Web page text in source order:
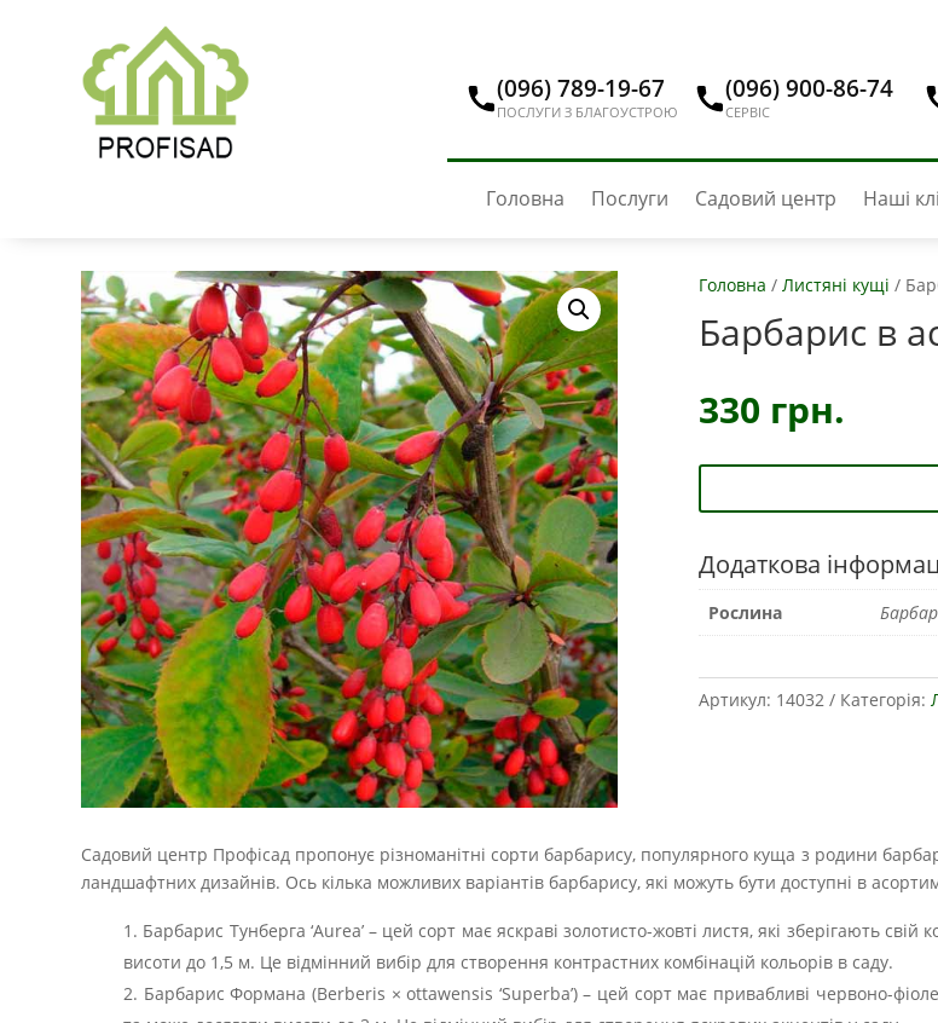
(096) 789-19-67
ПОСЛУГИ З БЛАГОУСТРОЮ
(096) 900-86-74
СЕРВІС
Головна Послуги Садовий центр Наші
Головна / Листяні кущі /
Барбарис в
330 грн.
Додаткова
Рослина
Артикул: 14032 Категорія:
Садовий центр Профісад пропонує різноманітні сорти барбарису, популярного куща з родини
ландшафтних дизайнів. Ось кілька можливих варіантів барбарису, які можуть бути доступні в
Барбарис Тунберга ‘Aurea’ – цей сорт має яскраві золотисто-жовті листя, які зберігають
висоти до 1,5 м. Це відмінний вибір для створення контрастних комбінацій кольорів в саду.
Барбарис Формана (Berberis × ottawensis ‘Superba’) – цей сорт має привабливі червоно-